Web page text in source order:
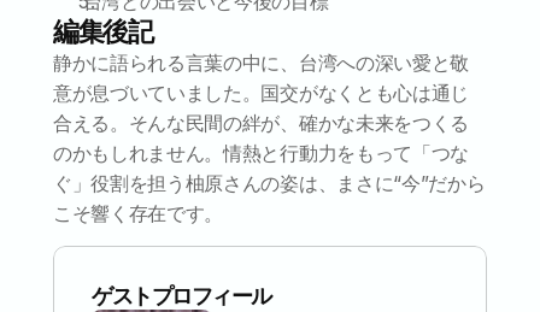
編集後記
静かに語られる言葉の中に、台湾への深い愛と敬
意が息づいていました。国交がなくとも心は通じ
合える。そんな民間の絆が、確かな未来をつくる
のかもしれません。情熱と行動力をもって「つな
ぐ」役割を担う柚原さんの姿は、まさに“今”だから
こそ響く存在です。
ゲストプロフィール